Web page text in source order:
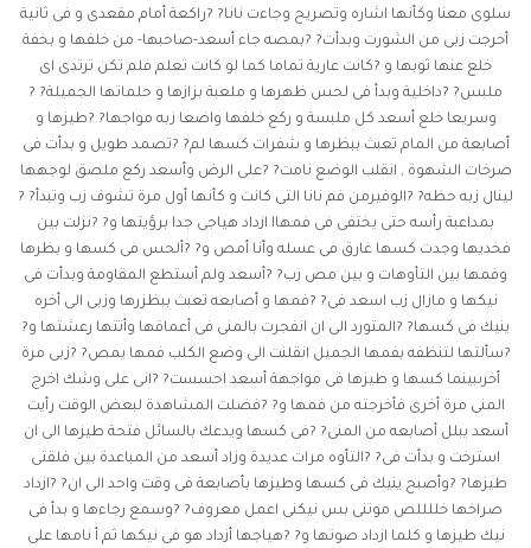
سلوى معنا وكأنها اشاره وتصريح وجاءت نانا? ?راكعة أمام مقعدى و فى ثانية
أخرجت زبى من الشورت وبدأت? ?بمصه جاء أسعد-صاحبها- من خلفها و بخفة
خلع عنها ثوبها و ?كانت عارية تماما كما لو كانت تعلم فلم تكن ترتدى اى
ملبس? ?داخلية وبدأ فى لحس ظهرها و ملعبة بزازها و حلماتها الجميلة? ?
وسريعا خلع أسعد كل ملبسة و ركع خلفها واضعا زبه مواجها? ?طيزها و
أصابعة من المام تعبث ببظرها و شفرات كسها لم? ?تصمد طويل و بدأت فى
صرخات الشهوة , انقلب الوضع نامت? ?على الرض وأسعد ركع ملصق لوجهها
لينال زبه حظه? ?الوفيرمن فم نانا التى كانت و كأنها أول مرة تشوف زب وتبدأ? ?
بمداعبة رأسه حتى يختفى فى فمهاا ازداد هياجى جدا برؤيتها و? ?نزلت بين
فخديها وجدت كسها غارق فى عسله وأنا أمص و? ?ألحس فى كسها و بظرها
وفمها بين التأوهات و بين مص زب? ?أسعد ولم أستطع المقاومة وبدأت فى
نيكها و مازال زب اسعد فى? ?فمها و أصابعه تعبث ببظزرها وزبى الى أخره
ينيك فى كسها? ?المتورد الى ان انفجرت بالمنى فى أعماقها وأتتها رعشتها و?
?سألتها لتنظفه بفمها الجميل انقلنت الى وضع الكلب فمها يمص? ?زبى مرة
أخرىبينما كسها و طيزها فى مواجهة أسعد احسست? ?انى على وشك اخرج
المنى مرة أخرى فأخرجته من فمها و? ?فضلت المشاهدة لبعض الوقت رأيت
أسعد يبلل أصابعه من المنى? ?فى كسها ويدعك بالسائل فتحة طيزها الى ان
استرخت و بدأت فى? ?التأوه مرات عديدة وزاد أسعد من المباعدة بين فلقتى
طيزها? ?وأصبح ينيك فى كسها وطيزها بأصابعة فى وقت واحد الى ان? ?ازداد
صراخها خللللص موتنى بس نيكنى اعمل معروف? ?وسمع رجاءها و بدأ فى
نيك طيزها و كلما ازداد صوتها و? ?هياجها أزداد هو فى نيكها ثم أ نامها على